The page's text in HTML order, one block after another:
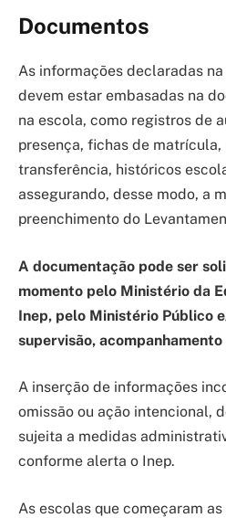
Documentos
As informações declaradas
devem estar embasadas na
na escola, como registros de
presença, fichas de
transferência, históricos
assegurando, desse modo, a
preenchimento do
A documentação pode ser
momento pelo Ministério da
Inep, pelo Ministério Público
supervisão,
A inserção de informações
omissão ou ação intencional,
sujeita a medidas
conforme alerta o Inep.
As escolas que começaram